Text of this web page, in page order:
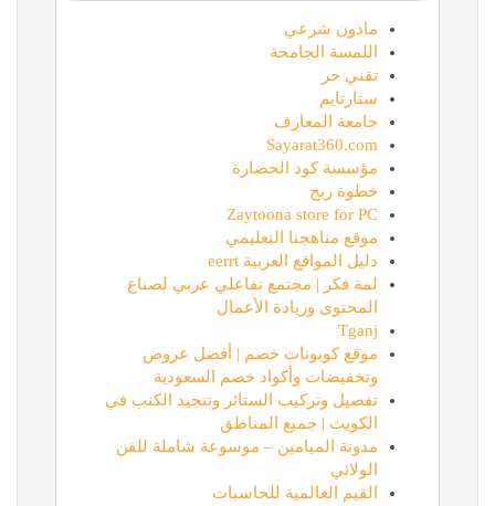
ماذون شرعي
اللمسة الجامحة
تقني حر
ستارتايم
جامعة المعارف
Sayarat360.com
مؤسسة كود الحضارة
خطوة ربح
Zaytoona store for PC
موقع مناهجنا التعليمي
دليل المواقع العربية eerrt
لمة فكر | مجتمع تفاعلي عربي لصناع
المحتوى وريادة الأعمال
Tganj
موقع كوبونات خصم | أفضل عروض
وتخفيضات وأكواد خصم السعودية
تفصيل وتركيب الستائر وتنجيد الكنب في
الكويت | جميع المناطق
مدونة الميامين – موسوعة شاملة للفن
الولائي
القيم العالمية للحاسبات